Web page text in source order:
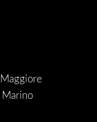
Marino